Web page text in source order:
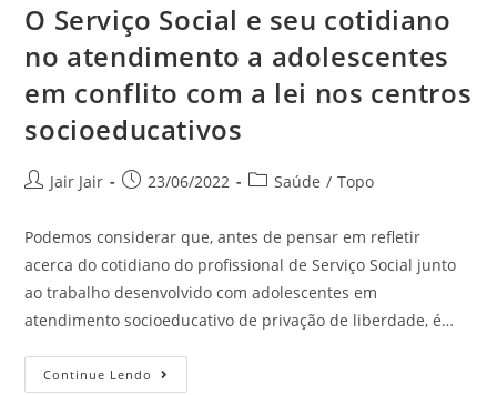
O Serviço Social e seu cotidiano
no atendimento a adolescentes
em conflito com a lei nos centros
socioeducativos
Jair Jair 23/06/2022 Saúde / Topo
Podemos considerar que, antes de pensar em refletir
acerca do cotidiano do profissional de Serviço Social junto
ao trabalho desenvolvido com adolescentes em
atendimento socioeducativo de privação de liberdade, é…
Continue Lendo